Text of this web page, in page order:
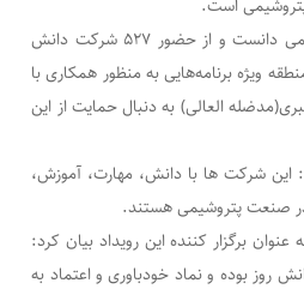
است.
وی پتروفن زون را فرصتی برای توسعه فناورانه صنعت پتروشیمی دانست و از حضور ۵۲۷ شرکت دانش
منطقه ویژه برنامه‌هایی به منظور همکاری با
العالی) به دنبال حمایت از این
این شرکت ها با دانش، مهارت، آموزش،
در صنعت پتروشیمی هستند.
برگزار کننده این رویداد بیان کرد:
روز بوده و نماد خودباوری و اعتماد به